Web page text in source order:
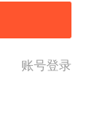
账号登录